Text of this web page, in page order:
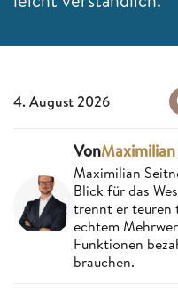
4. August 2026
Von
Maximilian
Blick für das
trennt er teuren
echtem
Funktionen
brauchen.